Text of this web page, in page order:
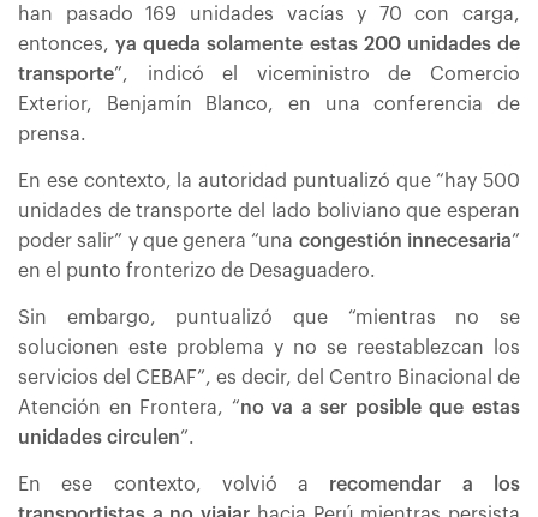
han pasado 169 unidades vacías y 70 con carga,
entonces,ya queda solamente estas 200 unidades de
transporte”, indicó el viceministro de Comercio
Exterior, Benjamín Blanco, en una conferencia de
prensa.
En ese contexto, la autoridad puntualizó que “hay 500
unidades de transporte del lado boliviano que esperan
poder salir” y que genera “una congestión innecesaria”
en el punto fronterizo de Desaguadero.
Sin embargo, puntualizó que “mientras no se
solucionen este problema y no se reestablezcan los
servicios del CEBAF”, es decir, del Centro Binacional de
Atención en Frontera, “no va a ser posible que estas
unidades circulen”.
En ese contexto, volvió a recomendar a los